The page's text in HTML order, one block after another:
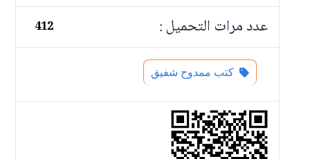
عدد مرات التحميل : 412
كتب ممدوح شفيق